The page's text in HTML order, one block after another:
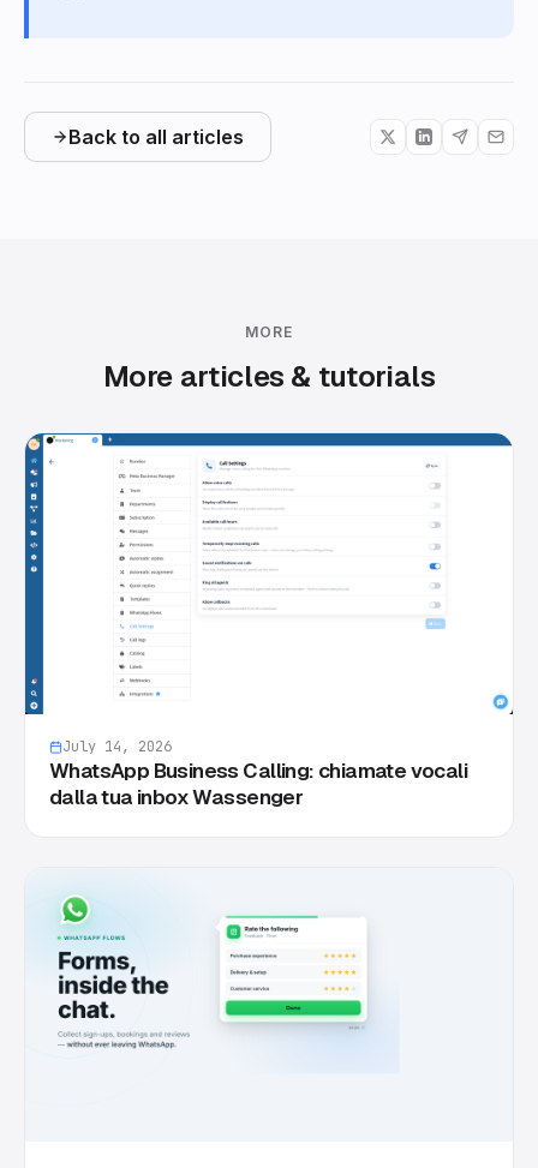
Back to all articles
MORE
More articles & tutorials
July 14, 2026
WhatsApp Business Calling: chiamate vocali
dalla tua inbox Wassenger